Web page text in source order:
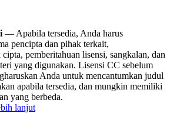
— Apabila tersedia, Anda harus
pencipta dan pihak terkait,
pemberitahuan lisensi, sangkalan, dan
yang digunakan. Lisensi CC sebelum
Anda untuk mencantumkan judul
apabila tersedia, dan mungkin memiliki
yang berbeda.
lanjut